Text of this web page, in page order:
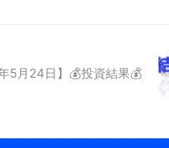
5月24日】💰投資結果💰